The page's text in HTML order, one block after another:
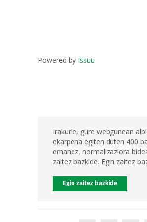
Powered by Issuu
Irakurle, gure webgunean
ekarpena egiten duten 400
emanez, normalizaziora
zaitez bazkide. Egin zaitez
Egin zaitez bazkide